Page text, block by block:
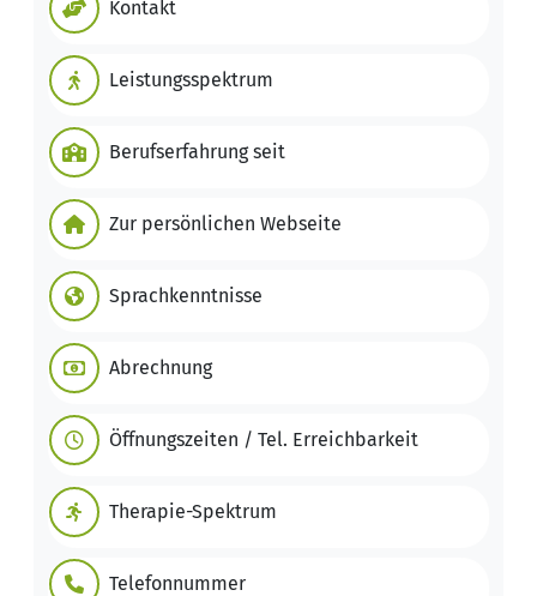
Kontakt
Leistungsspektrum
Berufserfahrung seit
Zur persönlichen Webseite
Sprachkenntnisse
Abrechnung
Öffnungszeiten / Tel. Erreichbarkeit
Therapie-Spektrum
Telefonnummer